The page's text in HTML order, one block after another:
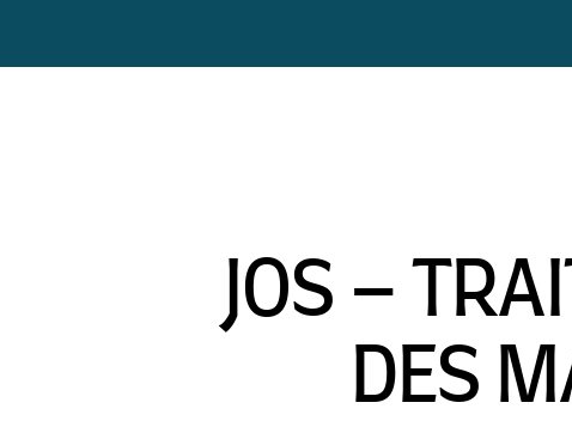
JOS –
DES